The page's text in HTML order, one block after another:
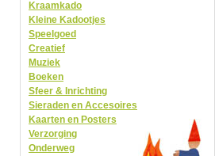
Kraamkado
Kleine Kadootjes
Speelgoed
Creatief
Muziek
Boeken
Sfeer & Inrichting
Sieraden en Accesoires
Kaarten en Posters
Verzorging
Onderweg